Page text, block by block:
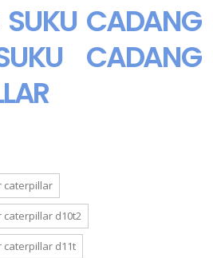
SUKU CADANG
CADANG
caterpillar
d10t2
d11t